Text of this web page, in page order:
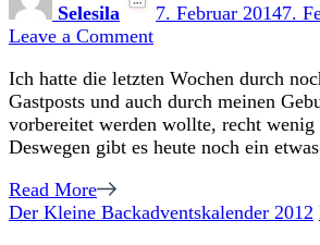
Selesila 7. Februar 20147.
Leave a Commenton
mit
Schoko
und
Mandel
Ich hatte die letzten Wochen durch
Gastposts und auch durch meinen
vorbereitet werden wollte, recht wenig
Deswegen gibt es heute noch ein
Read More
Der Kleine Backadventskalender 2012